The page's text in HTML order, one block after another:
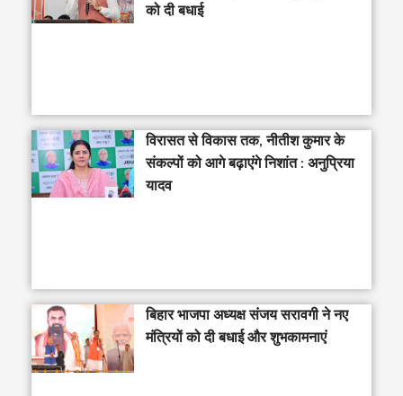
को दी बधाई
विरासत से विकास तक, नीतीश कुमार के
संकल्पों को आगे बढ़ाएंगे निशांत : अनुप्रिया
यादव
बिहार भाजपा अध्यक्ष संजय सरावगी ने नए
मंत्रियों को दी बधाई और शुभकामनाएं